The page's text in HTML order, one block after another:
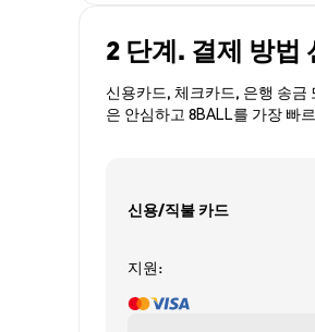
2 단계. 결제 방법
신용카드, 체크카드, 은행 송금
은 안심하고 8BALL를 가장 빠
신용/직불 카드
지원: